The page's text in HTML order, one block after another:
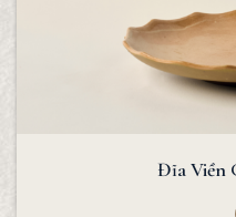
Đĩa Viền